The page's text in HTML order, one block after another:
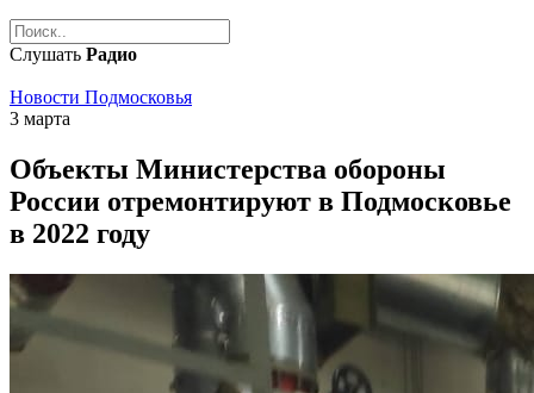
Слушать Радио
Новости Подмосковья
3 марта
Объекты Министерства обороны
России отремонтируют в Подмосковье
в 2022 году